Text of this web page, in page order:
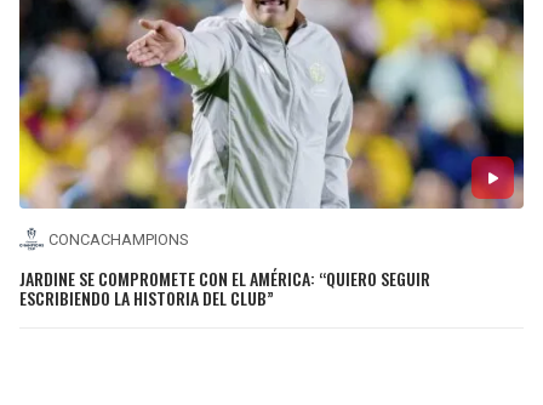
CONCACHAMPIONS
JARDINE SE COMPROMETE CON EL AMÉRICA: “QUIERO SEGUIR
ESCRIBIENDO LA HISTORIA DEL CLUB”